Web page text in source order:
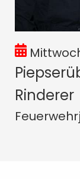
Rinderer